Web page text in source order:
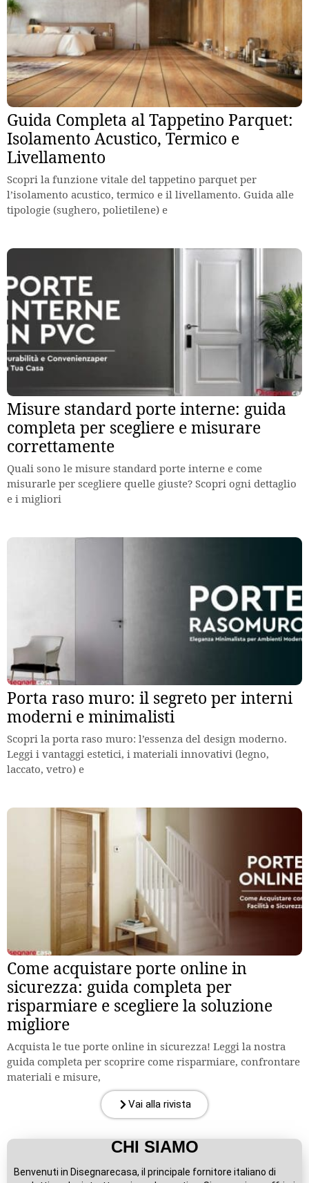
Guida Completa al Tappetino Parquet:
Isolamento Acustico, Termico e
Livellamento
Scopri la funzione vitale del tappetino parquet per
l’isolamento acustico, termico e il livellamento. Guida alle
tipologie (sughero, polietilene) e
Misure standard porte interne: guida
completa per scegliere e misurare
correttamente
Quali sono le misure standard porte interne e come
misurarle per scegliere quelle giuste? Scopri ogni dettaglio
e i migliori
Porta raso muro: il segreto per interni
moderni e minimalisti
Scopri la porta raso muro: l’essenza del design moderno.
Leggi i vantaggi estetici, i materiali innovativi (legno,
laccato, vetro) e
Come acquistare porte online in
sicurezza: guida completa per
risparmiare e scegliere la soluzione
migliore
Acquista le tue porte online in sicurezza! Leggi la nostra
guida completa per scoprire come risparmiare, confrontare
materiali e misure,
Vai alla rivista
CHI SIAMO
Benvenuti in Disegnarecasa, il principale fornitore italiano di